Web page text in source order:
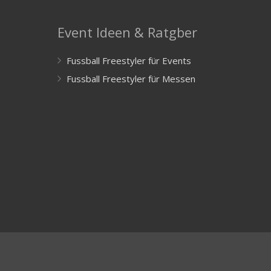
Event Ideen & Ratgber
Fussball Freestyler für Events
Fussball Freestyler für Messen